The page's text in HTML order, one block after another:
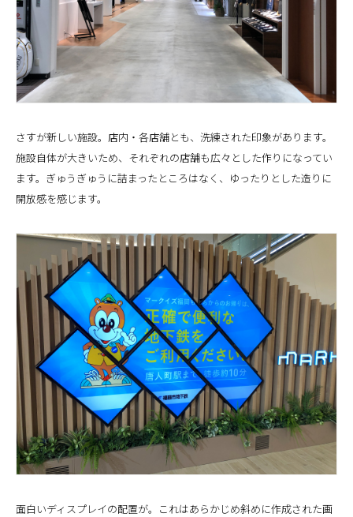
さすが新しい施設。店内・各店舗とも、洗練された印象があります。
施設自体が大きいため、それぞれの店舗も広々とした作りになってい
ます。ぎゅうぎゅうに詰まったところはなく、ゆったりとした造りに
開放感を感じます。
面白いディスプレイの配置が。これはあらかじめ斜めに作成された画